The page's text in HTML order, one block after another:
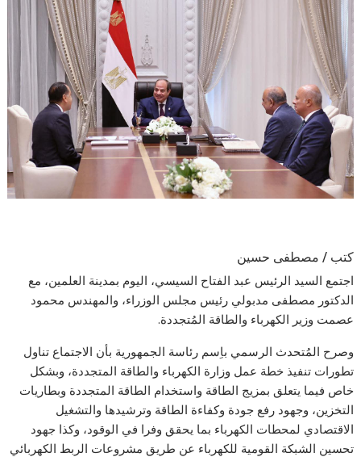
كتب / مصطفى حسين
اجتمع السيد الرئيس عبد الفتاح السيسي، اليوم بمدينة العلمين، مع
الدكتور مصطفى مدبولي رئيس مجلس الوزراء، والمهندس محمود
عصمت وزير الكهرباء والطاقة المُتجددة.
وصرح المُتحدث الرسمي باِسم رئاسة الجمهورية بأن الاجتماع تناول
تطورات تنفيذ خطة عمل وزارة الكهرباء والطاقة المتجددة، وبشكل
خاص فيما يتعلق بمزيج الطاقة واستخدام الطاقة المتجددة وبطاريات
التخزين، وجهود رفع جودة وكفاءة الطاقة وترشيدها والتشغيل
الاقتصادي لمحطات الكهرباء بما يحقق وفرا في الوقود، وكذا جهود
تحسين الشبكة القومية للكهرباء عن طريق مشروعات الربط الكهربائي